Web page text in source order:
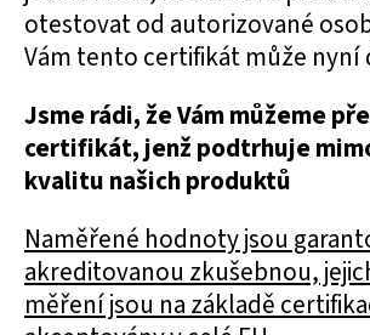
otestovat od autorizované
Vám tento certifikát může nyní
Jsme rádi, že Vám můžeme
certifikát, jenž podtrhuje
kvalitu našich produktů
Naměřené hodnoty jsou
akreditovanou zkušebnou,
měření jsou na základě